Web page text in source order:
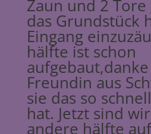
Zaun und 2
das Grundstück
Eingang
hälfte ist schon
Freundin aus
sie das so
hat. Jetzt sind
andere hälfte